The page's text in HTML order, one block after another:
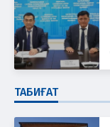
ТАБИҒАТ